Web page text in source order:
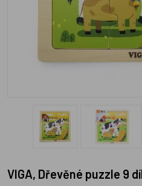
VIGA, Dřevěné puzzle 9